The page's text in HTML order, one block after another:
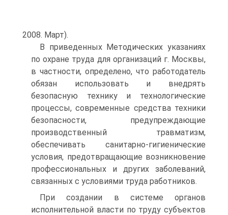
2008. Март).
В приведенных Методических указаниях
по охране труда для организаций г. Москвы,
в частности, определено, что работодатель
обязан использовать и внедрять
безопасную технику и технологические
процессы, современные средства техники
безопасности, предупреждающие
производственный травматизм,
обеспечивать санитарно-гигиенические
условия, предотвращающие возникновение
профессиональных и других заболеваний,
связанных с условиями труда работников.
При создании в системе органов
исполнительной власти по труду субъектов